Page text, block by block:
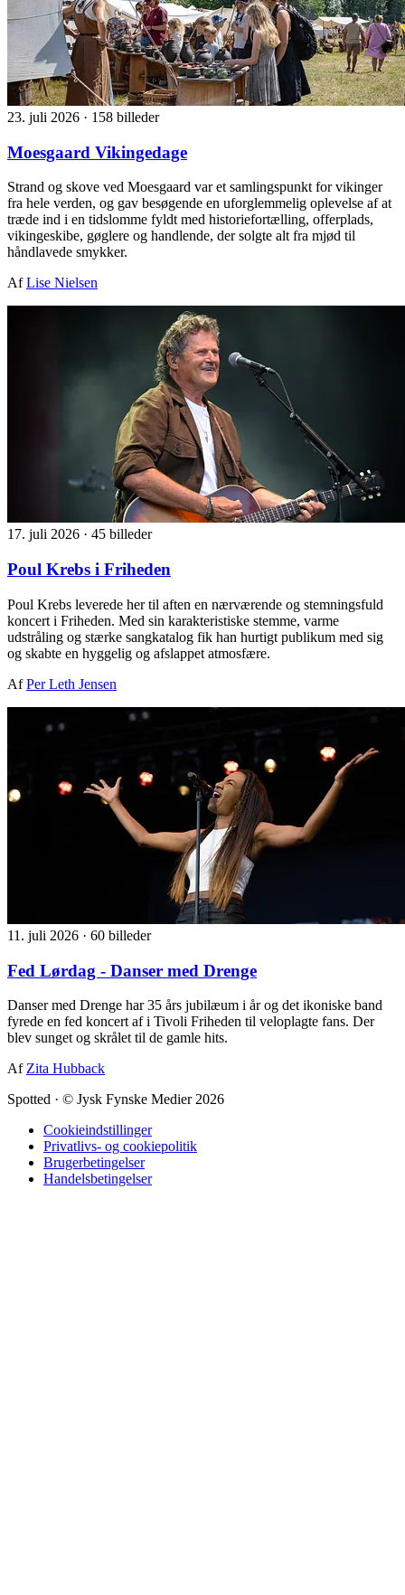
23. juli 2026 · 158 billeder
Moesgaard Vikingedage
Strand og skove ved Moesgaard var et samlingspunkt for vikinger
fra hele verden, og gav besøgende en uforglemmelig oplevelse af at
træde ind i en tidslomme fyldt med historiefortælling, offerplads,
vikingeskibe, gøglere og handlende, der solgte alt fra mjød til
håndlavede smykker.
AfLise Nielsen
17. juli 2026 · 45 billeder
Poul Krebs i Friheden
Poul Krebs leverede her til aften en nærværende og stemningsfuld
koncert i Friheden. Med sin karakteristiske stemme, varme
udstråling og stærke sangkatalog fik han hurtigt publikum med sig
og skabte en hyggelig og afslappet atmosfære.
AfPer Leth Jensen
11. juli 2026 · 60 billeder
Fed Lørdag - Danser med Drenge
Danser med Drenge har 35 års jubilæum i år og det ikoniske band
fyrede en fed koncert af i Tivoli Friheden til veloplagte fans. Der
blev sunget og skrålet til de gamle hits.
Af Zita Hubback
Spotted · © Jysk Fynske Medier 2026
Cookieindstillinger
Privatlivs- og cookiepolitik
Brugerbetingelser
Handelsbetingelser